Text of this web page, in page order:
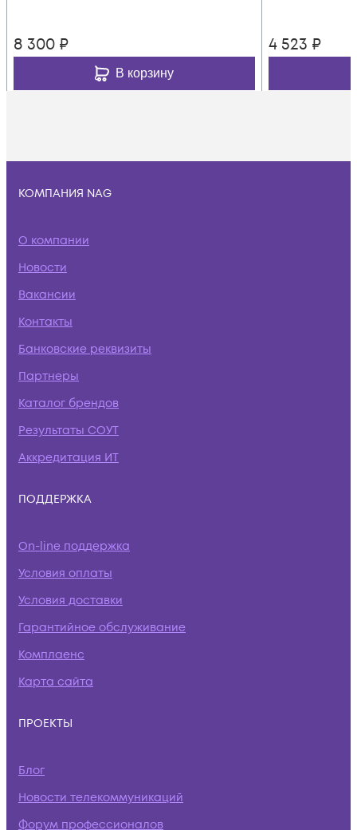
8 300 ₽
В корзину
4 523 ₽
КОМПАНИЯ NAG
О компании
Новости
Вакансии
Контакты
Банковские реквизиты
Партнеры
Каталог брендов
Результаты СОУТ
Аккредитация ИТ
ПОДДЕРЖКА
On-line поддержка
Условия оплаты
Условия доставки
Гарантийное обслуживание
Комплаенс
Карта сайта
ПРОЕКТЫ
Блог
Новости телекоммуникаций
Форум профессионалов